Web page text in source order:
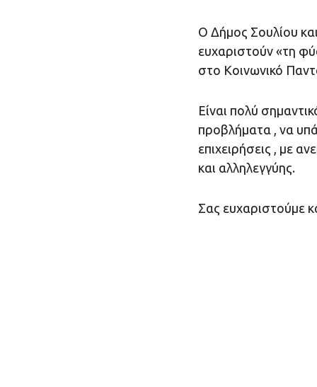
Ο Δήµος Σουλίου
ευχαριστούν «τη
στο Κοινωνικό
Είναι πολύ
προβλήματα , να
επιχειρήσεις , με
και αλληλεγγύης.
Σας ευχαριστούμε